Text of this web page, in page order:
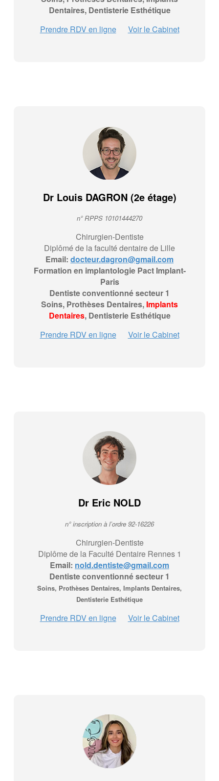
Dentaires, Dentisterie Esthétique
Prendre RDV en ligne
Voir le Cabinet
Dr Louis DAGRON (2e étage)
n° RPPS 10101444270
Chirurgien-Dentiste
Diplômé de la faculté dentaire de Lille
Email: docteur.dagron@gmail.com
Formation en implantologie Pact Implant-
Paris
Dentiste conventionné secteur 1
Soins, Prothèses Dentaires, Implants
Dentaires, Dentisterie Esthétique
Prendre RDV en ligne
Voir le Cabinet
Dr Eric NOLD
n° inscription à l’ordre 92-16226
Chirurgien-Dentiste
Diplôme de la Faculté Dentaire Rennes 1
Email: nold.dentiste@gmail.com
Dentiste conventionné secteur 1
Soins, Prothèses Dentaires, Implants Dentaires,
Dentisterie Esthétique
Prendre RDV en ligne Voir le Cabinet